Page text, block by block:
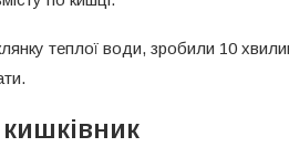
теплої води, зробили 10